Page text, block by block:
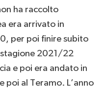
ha raccolto
era arrivato in
per poi finire subito
2021/22
e poi era andato in
poi al Teramo. L’anno